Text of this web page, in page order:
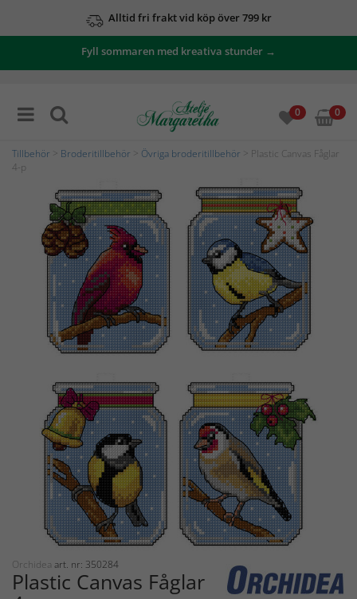
Alltid fri frakt vid köp över 799 kr
Fyll sommaren med kreativa stunder →
0 0
Tillbehör Broderitillbehör Övriga broderitillbehör > Plastic Canvas Fåglar
4-p
Orchidea art. nr: 350284
Plastic Canvas Fåglar